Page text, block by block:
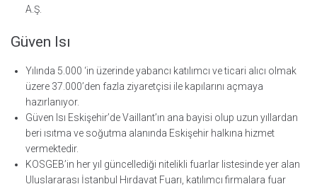
A.Ş.
Güven Isı
Yılında 5.000 ‘in üzerinde yabancı katılımcı ve ticari alıcı olmak
üzere 37.000’den fazla ziyaretçisi ile kapılarını açmaya
hazırlanıyor.
Güven Isı Eskişehir’de Vaillant’ın ana bayisi olup uzun yıllardan
beri ısıtma ve soğutma alanında Eskişehir halkına hizmet
vermektedir.
KOSGEB’in her yıl güncellediği nitelikli fuarlar listesinde yer alan
Uluslararası İstanbul Hırdavat Fuarı, katılımcı firmalara fuar